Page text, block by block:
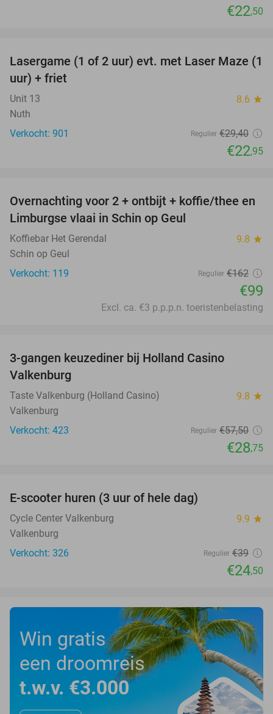
€22,50
22%
Lasergame (1 of 2 uur) evt. met Laser Maze (1
uur) + friet
Unit 13 8.6 star
Nuth
Verkocht: 901
Regulier €29,40
€22,95
39%
Overnachting voor 2 + ontbijt + koffie/thee en
Limburgse vlaai in Schin op Geul
Koffiebar Het Gerendal 9.8 star
Schin op Geul
Verkocht: 119
Regulier €162
€99
Excl. ca. €3 p.p.p.n. toeristenbelasting
3-gangen keuzediner bij Holland Casino
Valkenburg
Taste Valkenburg (Holland Casino) 9.8 star
Valkenburg
Verkocht: 423
Regulier €57,50
€28,75
E-scooter huren (3 uur of hele dag)
Cycle Center Valkenburg 9.9 star
Valkenburg
Verkocht: 326
Regulier €39
€24,50
Win gratis
een droomreis
t.w.v. €3.000